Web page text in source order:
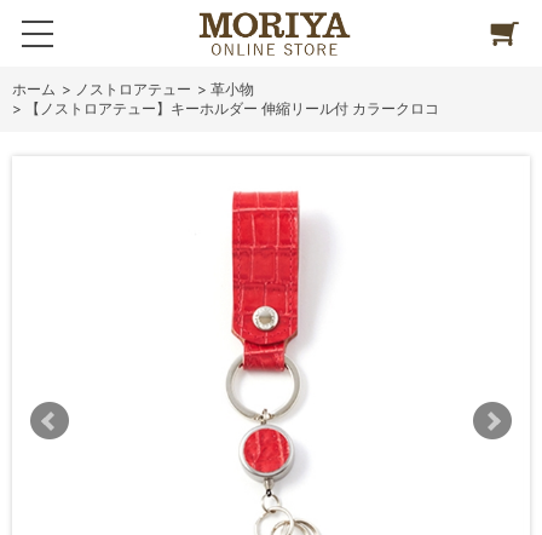
ホーム > ノストロアテュー > 革小物
>
【ノストロアテュー】キーホルダー 伸縮リール付 カラークロコ